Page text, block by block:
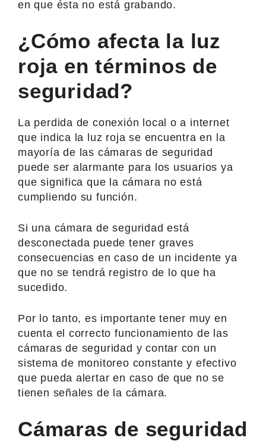
en que ésta no está grabando.
¿Cómo afecta la luz
roja en términos de
seguridad?
La perdida de conexión local o a internet
que indica la luz roja se encuentra en la
mayoría de las cámaras de seguridad
puede ser alarmante para los usuarios ya
que significa que la cámara no está
cumpliendo su función.
Si una cámara de seguridad está
desconectada puede tener graves
consecuencias en caso de un incidente ya
que no se tendrá registro de lo que ha
sucedido.
Por lo tanto, es importante tener muy en
cuenta el correcto funcionamiento de las
cámaras de seguridad y contar con un
sistema de monitoreo constante y efectivo
que pueda alertar en caso de que no se
tienen señales de la cámara.
Cámaras de seguridad